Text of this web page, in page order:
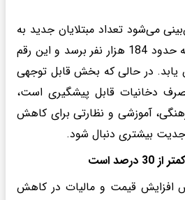
می‌شود تعداد مبتلایان جدید به
سرطان در کشور امسال به حدود 184 هزار نفر برسد و این رقم
یابد. در حالی که بخش قابل توجهی
دخانیات قابل پیشگیری است،
آموزشی و نظارتی برای کاهش
بیشتری دنبال شود.
است
افزایش قیمت و مالیات در کاهش